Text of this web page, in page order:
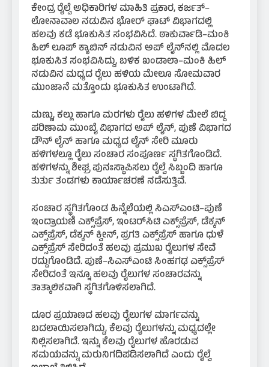
ಕೇಂದ್ರ ರೈಲ್ವೆ ಅಧಿಕಾರಿಗಳ ಮಾಹಿತಿ ಪ್ರಕಾರ, ಕರ್ಜತ್–
ಲೋನಾವಾಲ ನಡುವಿನ ಭೋರ್ ಘಾಟ್ ವಿಭಾಗದಲ್ಲಿ
ಹಲವು ಕಡೆ ಭೂಕುಸಿತ ಸಂಭವಿಸಿದೆ. ಠಾಕುರ್ವಾಡಿ–ಮಂಕಿ
ಹಿಲ್ ಲೂಪ್ ಕ್ಯಾಬಿನ್ ನಡುವಿನ ಅಪ್ ಲೈನ್‌ನಲ್ಲಿ ಮೊದಲ
ಭೂಕುಸಿತ ಸಂಭವಿಸಿದ್ದು, ಬಳಿಕ ಖಂಡಾಲಾ–ಮಂಕಿ ಹಿಲ್
ನಡುವಿನ ಮಧ್ಯದ ರೈಲು ಹಳಿಯ ಮೇಲೂ ಸೋಮವಾರ
ಮುಂಜಾನೆ ಮತ್ತೊಂದು ಭೂಕುಸಿತ ಉಂಟಾಗಿದೆ.
ಮಣ್ಣು, ಕಲ್ಲು ಹಾಗೂ ಮರಗಳು ರೈಲು ಹಳಿಗಳ ಮೇಲೆ ಬಿದ್ದ
ಪರಿಣಾಮ ಮುಂಬೈ ವಿಭಾಗದ ಅಪ್ ಲೈನ್, ಪುಣೆ ವಿಭಾಗದ
ಡೌನ್ ಲೈನ್ ಹಾಗೂ ಮಧ್ಯದ ಲೈನ್ ಸೇರಿ ಮೂರು
ಹಳಿಗಳಲ್ಲೂ ರೈಲು ಸಂಚಾರ ಸಂಪೂರ್ಣ ಸ್ಥಗಿತಗೊಂಡಿದೆ.
ಹಳಿಗಳನ್ನು ಶೀಘ್ರ ಪುನಃಸ್ಥಾಪಿಸಲು ರೈಲ್ವೆ ಸಿಬ್ಬಂದಿ ಹಾಗೂ
ತುರ್ತು ತಂಡಗಳು ಕಾರ್ಯಾಚರಣೆ ನಡೆಸುತ್ತಿವೆ.
ಸಂಚಾರ ಸ್ಥಗಿತಗೊಂಡ ಹಿನ್ನೆಲೆಯಲ್ಲಿ ಸಿಎಸ್‌ಎಂಟಿ–ಪುಣೆ
ಇಂದ್ರಾಯಣಿ ಎಕ್ಸ್‌ಪ್ರೆಸ್, ಇಂಟರ್‌ಸಿಟಿ ಎಕ್ಸ್‌ಪ್ರೆಸ್, ಡೆಕ್ಕನ್
ಎಕ್ಸ್‌ಪ್ರೆಸ್, ಡೆಕ್ಕನ್ ಕ್ವೀನ್, ಪ್ರಗತಿ ಎಕ್ಸ್‌ಪ್ರೆಸ್ ಹಾಗೂ ಧುಳೆ
ಎಕ್ಸ್‌ಪ್ರೆಸ್ ಸೇರಿದಂತೆ ಹಲವು ಪ್ರಮುಖ ರೈಲುಗಳ ಸೇವೆ
ರದ್ದುಗೊಂಡಿದೆ. ಪುಣೆ–ಸಿಎಸ್‌ಎಂಟಿ ಸಿಂಹಗಢ ಎಕ್ಸ್‌ಪ್ರೆಸ್
ಸೇರಿದಂತೆ ಇನ್ನೂ ಹಲವು ರೈಲುಗಳ ಸಂಚಾರವನ್ನು
ತಾತ್ಕಾಲಿಕವಾಗಿ ಸ್ಥಗಿತಗೊಳಿಸಲಾಗಿದೆ.
ದೂರ ಪ್ರಯಾಣದ ಹಲವು ರೈಲುಗಳ ಮಾರ್ಗವನ್ನು
ಬದಲಾಯಿಸಲಾಗಿದ್ದು, ಕೆಲವು ರೈಲುಗಳನ್ನು ಮಧ್ಯದಲ್ಲೇ
ನಿಲ್ಲಿಸಲಾಗಿದೆ. ಇನ್ನು ಕೆಲವು ರೈಲುಗಳ ಹೊರಡುವ
ಸಮಯವನ್ನು ಮರುನಿಗದಿಪಡಿಸಲಾಗಿದೆ ಎಂದು ರೈಲ್ವೆ